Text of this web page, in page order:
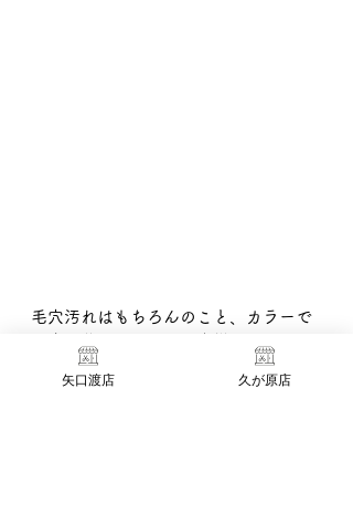
毛穴汚れはもちろんのこと、カラーで
ぜひこの機会にAllo久が原店で高濃度
矢口渡店 久が原店